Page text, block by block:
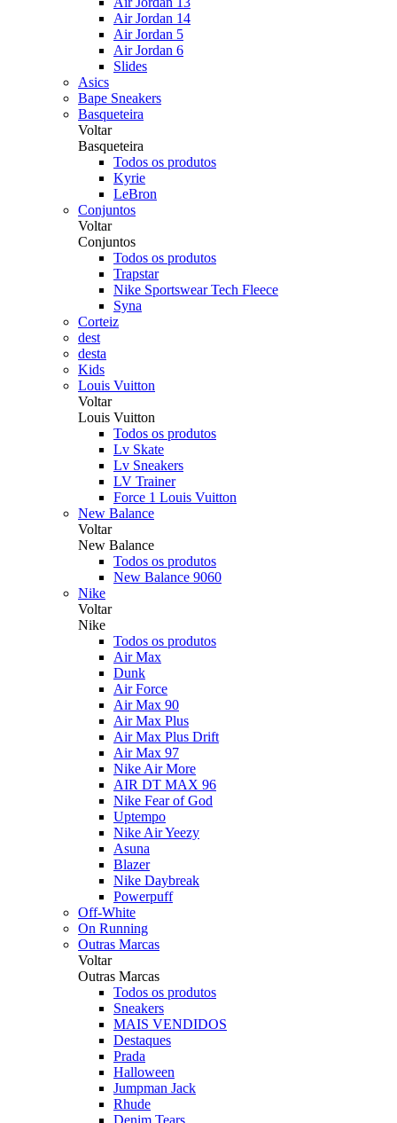
Air Jordan 14
Air Jordan 5
Air Jordan 6
Slides
Asics
Bape Sneakers
Basqueteira
Voltar
Basqueteira
Todos os produtos
Kyrie
LeBron
Conjuntos
Voltar
Conjuntos
Todos os produtos
Trapstar
Nike Sportswear Tech Fleece
Syna
Corteiz
dest
desta
Kids
Louis Vuitton
Voltar
Louis Vuitton
Todos os produtos
Lv Skate
Lv Sneakers
LV Trainer
Force 1 Louis Vuitton
New Balance
Voltar
New Balance
Todos os produtos
New Balance 9060
Nike
Voltar
Nike
Todos os produtos
Air Max
Dunk
Air Force
Air Max 90
Air Max Plus
Air Max Plus Drift
Air Max 97
Nike Air More
AIR DT MAX 96
Nike Fear of God
Uptempo
Nike Air Yeezy
Asuna
Blazer
Nike Daybreak
Powerpuff
Off-White
On Running
Outras Marcas
Voltar
Outras Marcas
Todos os produtos
Sneakers
MAIS VENDIDOS
Destaques
Prada
Halloween
Jumpman Jack
Rhude
Denim Tears